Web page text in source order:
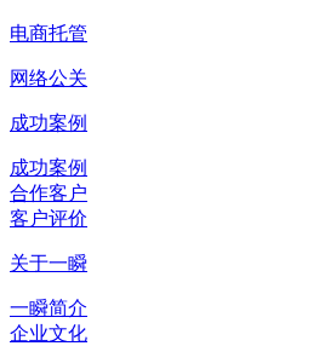
电商托管
网络公关
成功案例
成功案例
合作客户
客户评价
关于一瞬
一瞬简介
企业文化